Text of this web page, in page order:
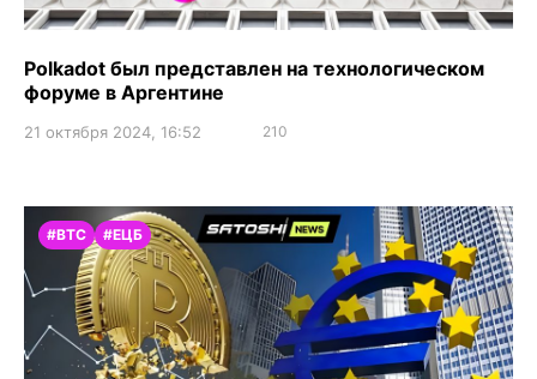
Polkadot был представлен на технологическом
форуме в Аргентине
21 октября 2024, 16:52 210
#BTC #ЕЦБ